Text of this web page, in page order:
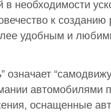
в необходимости
к
удобным и
означает
автомобилями
оснащенные